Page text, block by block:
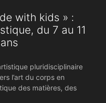
with kids » :
du 7 au 11
pluridisciplinaire
l’art du corps en
des matières, des